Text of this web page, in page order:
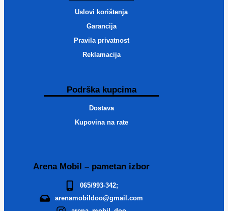
Uslovi korištenja
Garancija
Pravila privatnost
Reklamacija
Podrška kupcima
Dostava
Kupovina na rate
Arena Mobil – pametan izbor
065/993-342;
arenamobildoo@gmail.com